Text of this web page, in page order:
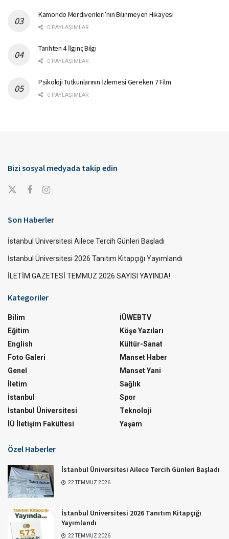
Kamondo Merdivenleri’nin Bilinmeyen Hikayesi
0 PAYLAŞIMLAR
Tarihten 4 İlginç Bilgi
0 PAYLAŞIMLAR
Psikoloji Tutkunlarının İzlemesi Gereken 7 Film
0 PAYLAŞIMLAR
Bizi sosyal medyada takip edin
Son Haberler
İstanbul Üniversitesi Ailece Tercih Günleri Başladı
İstanbul Üniversitesi 2026 Tanıtım Kitapçığı Yayımlandı
İLETİM GAZETESİ TEMMUZ 2026 SAYISI YAYINDA!
Kategoriler
Bilim
Eğitim
English
Foto Galeri
Genel
İletim
İstanbul
İstanbul Üniversitesi
İÜ İletişim Fakültesi
İÜWEBTV
Köşe Yazıları
Kültür-Sanat
Manset Haber
Manset Yani
Sağlık
Spor
Teknoloji
Yaşam
Özel Haberler
İstanbul Üniversitesi Ailece Tercih Günleri Başladı
22 TEMMUZ 2026
İstanbul Üniversitesi 2026 Tanıtım Kitapçığı
Yayımlandı
22 TEMMUZ 2026